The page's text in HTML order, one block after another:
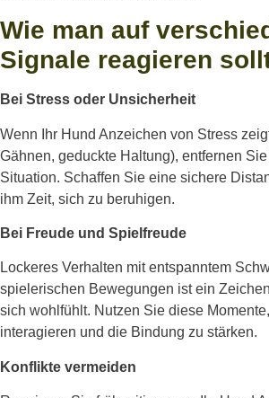
Wie man auf
Signale reagieren
Bei Stress oder Unsicherheit
Wenn Ihr Hund Anzeichen von Stress
Gähnen, geduckte Haltung), entfernen
Situation. Schaffen Sie eine sichere
ihm Zeit, sich zu beruhigen.
Bei Freude und Spielfreude
Lockeres Verhalten mit entspanntem
spielerischen Bewegungen ist ein
sich wohlfühlt. Nutzen Sie diese
interagieren und die Bindung zu stärken.
Konflikte vermeiden